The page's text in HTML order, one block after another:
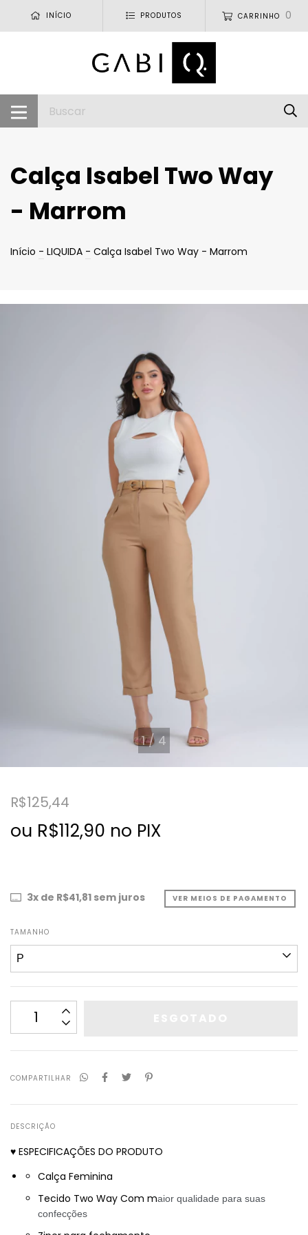
INÍCIO PRODUTOS CARRINHO 0
Calça Isabel Two Way
- Marrom
Início - LIQUIDA - Calça Isabel Two Way - Marrom
1/ 4
R$125,44
ou R$112,90 no PIX
3x de R$41,81sem juros VER MEIOS DE PAGAMENTO
TAMANHO
COMPARTILHAR
DESCRIÇÃO
♥ ESPECIFICAÇÕES DO PRODUTO
Calça Feminina
Tecido Two Way Com maior qualidade para suas
confecções